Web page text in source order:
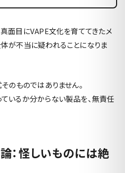
面目にVAPE文化を育ててきたメ
が不当に疑われることになりま
のものではありません。
いるか分からない製品を、無責任
：怪しいものには絶